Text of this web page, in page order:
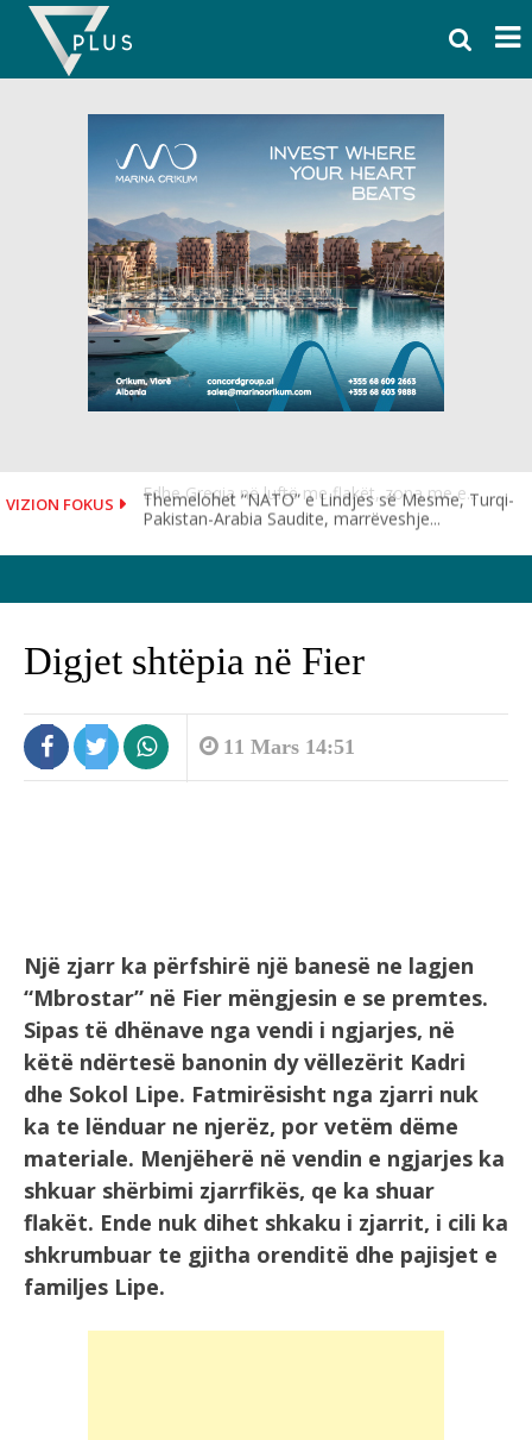
Skip
content
VIZION FOKUS
Themelohet “NATO” e Lindjes së Mesme, Turqi-
Pakistan-Arabia Saudite, marrëveshje...
Digjet shtëpia në Fier
11 Mars 14:51
Një zjarr ka përfshirë një banesë ne lagjen
“Mbrostar” në Fier mëngjesin e se premtes.
Sipas të dhënave nga vendi i ngjarjes, në
këtë ndërtesë banonin dy vëllezërit Kadri
dhe Sokol Lipe. Fatmirësisht nga zjarri nuk
ka te lënduar ne njerëz, por vetëm dëme
materiale. Menjëherë në vendin e ngjarjes ka
shkuar shërbimi zjarrfikës, qe ka shuar
flakët. Ende nuk dihet shkaku i zjarrit, i cili ka
shkrumbuar te gjitha orenditë dhe pajisjet e
familjes Lipe.